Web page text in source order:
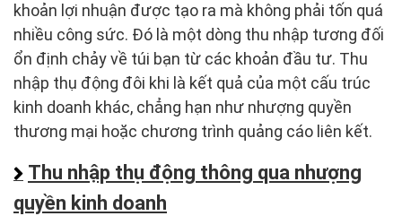
khoản lợi nhuận được tạo ra mà không phải tốn quá
nhiều công sức. Đó là một dòng thu nhập tương đối
ổn định chảy về túi bạn từ các khoản đầu tư. Thu
nhập thụ động đôi khi là kết quả của một cấu trúc
kinh doanh khác, chẳng hạn như nhượng quyền
thương mại hoặc chương trình quảng cáo liên kết.
Thu nhập thụ động thông qua nhượng
quyền kinh doanh